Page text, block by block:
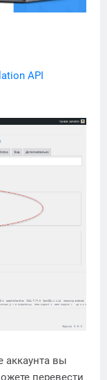
API
аккаунта вы
перевести